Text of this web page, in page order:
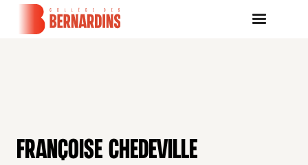
FRANÇOISE CHEDEVILLE